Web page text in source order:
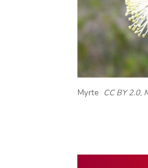
Myrte CC BY 2.0,